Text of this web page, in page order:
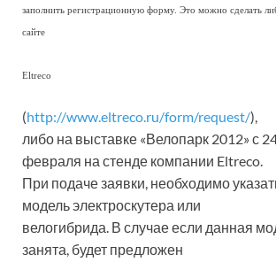
заполнить регистрационную форму. Это можно сделать
сайте
Eltreco
(http://www.eltreco.ru/form/request/),
либо на выставке «Велопарк 2012» с
февраля на стенде компании Eltreco.
При подаче заявки, необходимо
модель электроскутера или
велогибрида. В случае если данная
занята, будет предложен